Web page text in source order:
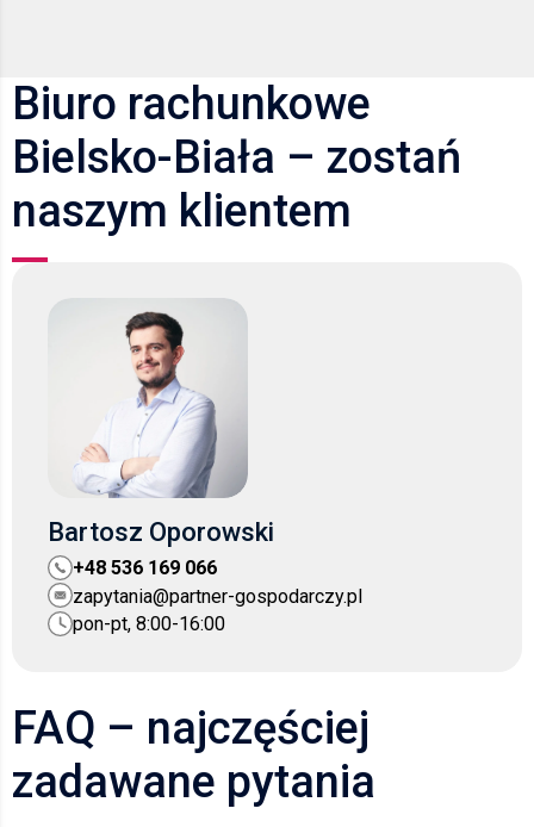
Biuro rachunkowe
Bielsko-Biała – zostań
naszym klientem
Bartosz Oporowski
+48 536 169 066
zapytania@partner-gospodarczy.pl
pon-pt, 8:00-16:00
FAQ – najczęściej
zadawane pytania